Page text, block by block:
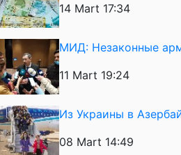
14 Mart 17:34
МИД: Незаконные
11 Mart 19:24
Из Украины в
08 Mart 14:49